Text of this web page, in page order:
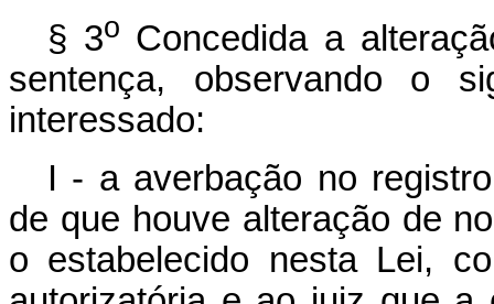
§ 3o Concedida a
sentença, observando o
interessado:
I - a averbação no
de que houve alteração de
o estabelecido nesta Lei,